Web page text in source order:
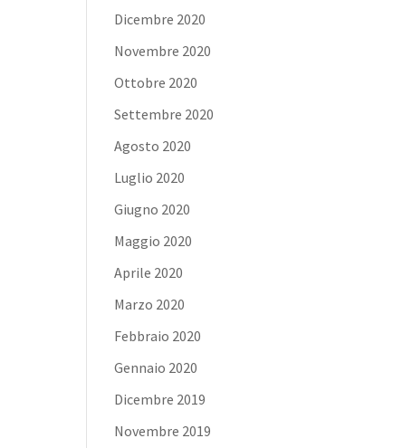
Dicembre 2020
Novembre 2020
Ottobre 2020
Settembre 2020
Agosto 2020
Luglio 2020
Giugno 2020
Maggio 2020
Aprile 2020
Marzo 2020
Febbraio 2020
Gennaio 2020
Dicembre 2019
Novembre 2019